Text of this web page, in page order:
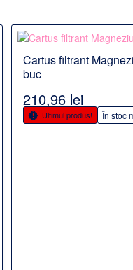
Detalii
PRODUS
Cartus filtrant
buc
Ultimul produs! În stoc
210,96 lei